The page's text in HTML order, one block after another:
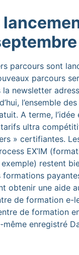
parcours sont
parcours
newsletter
l’ensemble
A terme, l’idée
ultra
» certifiantes.
EX’IM
exemple) restent
formations
obtenir une aide
de formation e-
de formation
même enregistré